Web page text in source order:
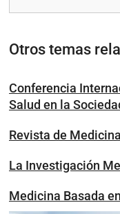
Otros temas
Conferencia
Salud en la
Revista de
La Investigación
Medicina Basada